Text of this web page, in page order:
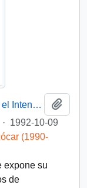
Carta [Ord. Nº 1317/2511] enviada por el Intendente Regional de Tarapacá, sr. Nelson Garrido Álvarez, dirigida al Presidente de la República, Don Patricio Aylwin Azócar
· 1992-10-09
(1990-
expone su
de